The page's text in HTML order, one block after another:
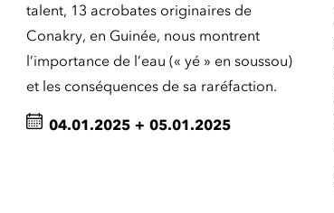
talent, 13 acrobates originaires de
Conakry, en Guinée, nous montrent
l’importance de l’eau (« yé » en soussou)
et les conséquences de sa raréfaction.
04.01.2025 + 05.01.2025